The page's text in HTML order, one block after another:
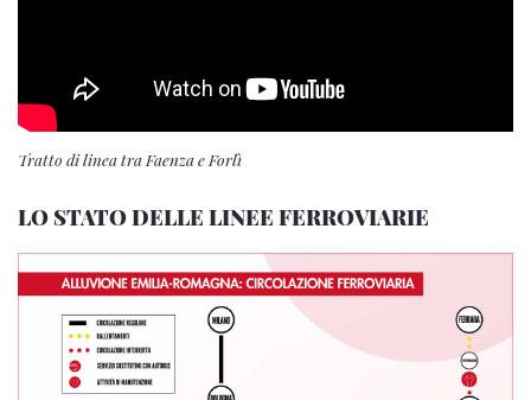
Tratto di linea tra Faenza e Forlì
LO STATO DELLE LINEE FERROVIARIE